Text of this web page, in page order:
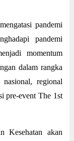
pandemi
pandemi
momentum
dalam rangka
nasional, regional
pre-event The 1st
Kesehatan akan